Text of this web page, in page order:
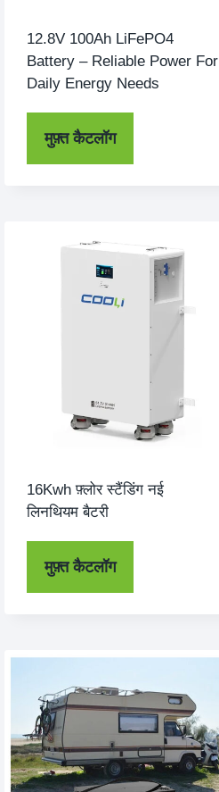
12.8V 100Ah LiFePO4
Battery – Reliable Power For
Daily Energy Needs
मुफ़्त कैटलॉग
16Kwh फ़्लोर स्टैंडिंग नई
लिनथियम बैटरी
मुफ़्त कैटलॉग